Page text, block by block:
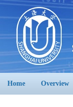
Home Overview